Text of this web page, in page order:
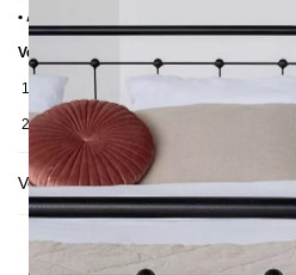
• Andere RAL-Farben auf Anfrage möglich
Verpackungsdetails
1. Karton: 210x80x2030 mm, ≈ 25 kg
2. Karton: 1700x1050x130 mm, ≈ 37 kg
Versand & Lieferung